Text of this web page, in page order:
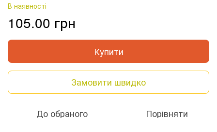
В наявності
105.00 грн
Купити
Замовити швидко
До обраного Порівняти